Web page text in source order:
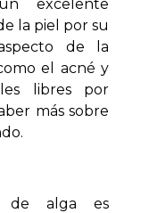
excelente
la piel por su
de la
el acné y
libres por
más sobre
alga es